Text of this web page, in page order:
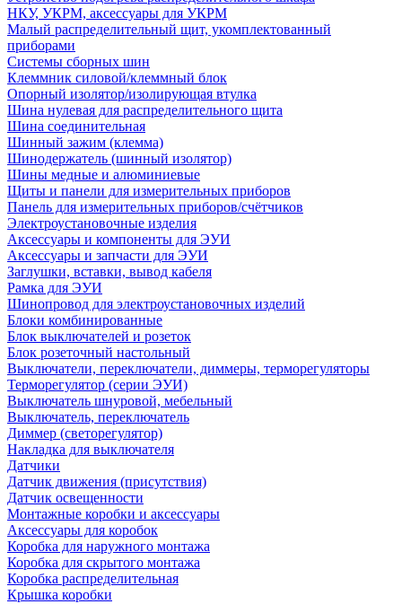
НКУ, УКРМ, аксессуары для УКРМ
Малый распределительный щит, укомплектованный
приборами
Системы сборных шин
Клеммник силовой/клеммный блок
Опорный изолятор/изолирующая втулка
Шина нулевая для распределительного щита
Шина соединительная
Шинный зажим (клемма)
Шинодержатель (шинный изолятор)
Шины медные и алюминиевые
Щиты и панели для измерительных приборов
Панель для измерительных приборов/счётчиков
Электроустановочные изделия
Аксессуары и компоненты для ЭУИ
Аксессуары и запчасти для ЭУИ
Заглушки, вставки, вывод кабеля
Рамка для ЭУИ
Шинопровод для электроустановочных изделий
Блоки комбинированные
Блок выключателей и розеток
Блок розеточный настольный
Выключатели, переключатели, диммеры, терморегуляторы
Терморегулятор (серии ЭУИ)
Выключатель шнуровой, мебельный
Выключатель, переключатель
Диммер (светорегулятор)
Накладка для выключателя
Датчики
Датчик движения (присутствия)
Датчик освещенности
Монтажные коробки и аксессуары
Аксессуары для коробок
Коробка для наружного монтажа
Коробка для скрытого монтажа
Коробка распределительная
Крышка коробки